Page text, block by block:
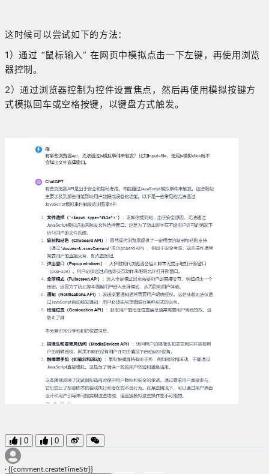
这时候可以尝试如下的方法：
1）通过 “鼠标输入” 在网页中模拟点击一下左键，再使用浏览
器控制。
2）通过浏览器控制为控件设置焦点，然后再使用模拟按键方
式模拟回车或空格按键，以键盘方式触发。
0 0
· {{comment.createTimeStr}}